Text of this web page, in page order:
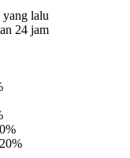
yang lalu
24 jam